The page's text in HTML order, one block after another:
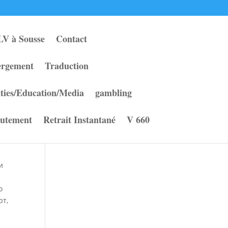
à Sousse Contact
Traduction
Education/Media gambling
Retrait Instantané V 660